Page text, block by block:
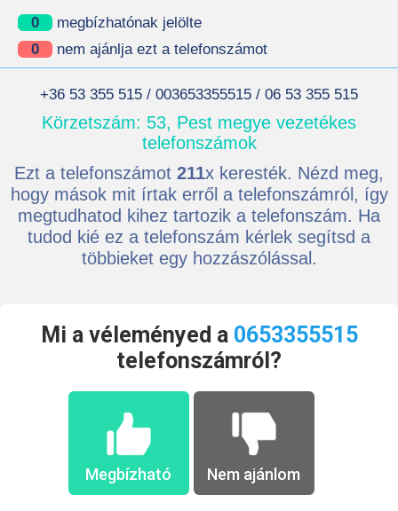
0
megbízhatónak jelölte
0
nem ajánlja ezt a telefonszámot
+36 53 355 515 / 003653355515 / 06 53 355 515
Körzetszám: 53, Pest megye vezetékes
telefonszámok
Ezt a telefonszámot 211x keresték. Nézd meg,
hogy mások mit írtak erről a telefonszámról, így
megtudhatod kihez tartozik a telefonszám. Ha
tudod kié ez a telefonszám kérlek segítsd a
többieket egy hozzászólással.
Mi a véleményed a 0653355515
telefonszámról?
Megbízható Nem ajánlom